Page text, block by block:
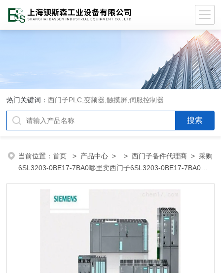
热门关键词：西门子PLC,变频器,触摸屏,伺服控制器
当前位置：首页 > 产品中心 > >西门子备件代理商 > 采购
6SL3203-0BE17-7BA0哪里卖西门子6SL3203-0BE17-7BA0代